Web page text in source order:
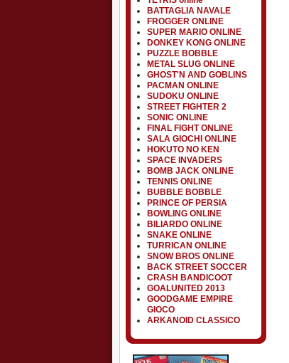
BATTAGLIA NAVALE
FROGGER ONLINE
SUPER MARIO ONLINE
DONKEY KONG ONLINE
PUZZLE BOBBLE
METAL SLUG ONLINE
GHOST'N AND GOBLINS
PACMAN ONLINE
SUDOKU ONLINE
STREET FIGHTER 2
SONIC ONLINE
FINAL FIGHT ONLINE
SALA GIOCHI ONLINE
HOKUTO NO KEN
SPACE INVADERS
BOMB JACK ONLINE
TENNIS ONLINE
BUBBLE BOBBLE
PRINCE OF PERSIA
BOWLING ONLINE
BILIARDO ONLINE
SNAKE ONLINE
TURRICAN ONLINE
SNOW BROS ONLINE
BACK STREET SOCCER
CRASH BANDICOOT
GOALUNITED 2013
GOODGAME EMPIRE
GIOCO
ARKANOID CLASSICO